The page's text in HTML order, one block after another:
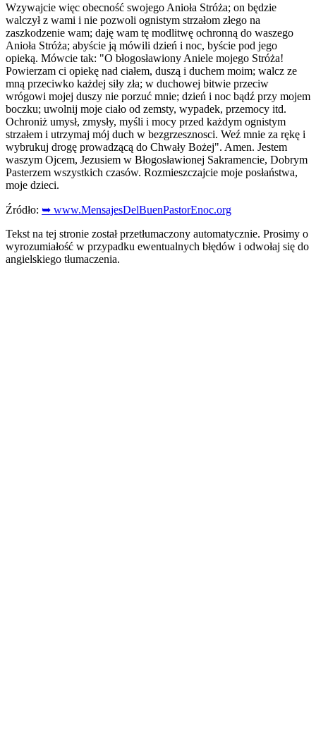
Wzywajcie więc obecność swojego Anioła Stróża; on będzie
walczył z wami i nie pozwoli ognistym strzałom złego na
zaszkodzenie wam; daję wam tę modlitwę ochronną do waszego
Anioła Stróża; abyście ją mówili dzień i noc, byście pod jego
opieką. Mówcie tak: "O błogosławiony Aniele mojego Stróża!
Powierzam ci opiekę nad ciałem, duszą i duchem moim; walcz ze
mną przeciwko każdej siły zła; w duchowej bitwie przeciw
wrógowi mojej duszy nie porzuć mnie; dzień i noc bądź przy mojem
boczku; uwolnij moje ciało od zemsty, wypadek, przemocy itd.
Ochroniż umysł, zmysły, myśli i mocy przed każdym ognistym
strzałem i utrzymaj mój duch w bezgrzesznosci. Weź mnie za rękę i
wybrukuj drogę prowadzącą do Chwały Bożej". Amen. Jestem
waszym Ojcem, Jezusiem w Błogosławionej Sakramencie, Dobrym
Pasterzem wszystkich czasów. Rozmieszczajcie moje posłaństwa,
moje dzieci.
Źródło: ➥ www.MensajesDelBuenPastorEnoc.org
Tekst na tej stronie został przetłumaczony automatycznie. Prosimy o
wyrozumiałość w przypadku ewentualnych błędów i odwołaj się do
angielskiego tłumaczenia.